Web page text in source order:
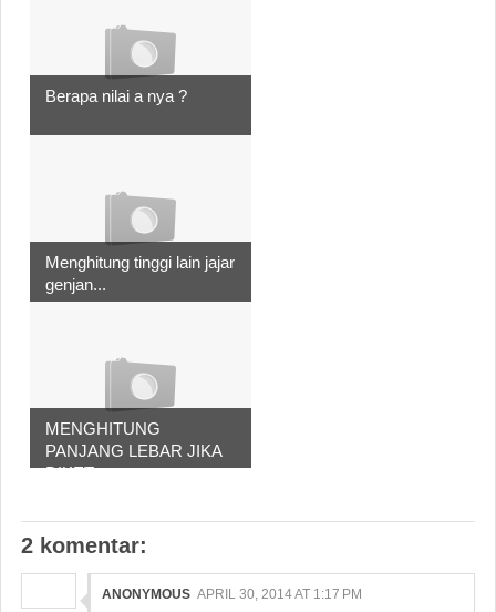
Berapa nilai a nya ?
Menghitung tinggi lain jajar
genjan...
MENGHITUNG
PANJANG LEBAR JIKA
DIKET...
2 komentar:
ANONYMOUS APRIL 30, 2014 AT 1:17 PM